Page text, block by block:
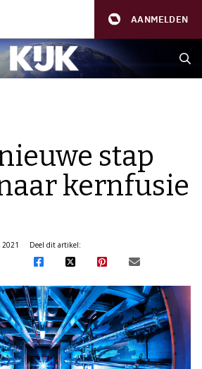
AANMELDEN
stap
kernfusie
Deel dit artikel: